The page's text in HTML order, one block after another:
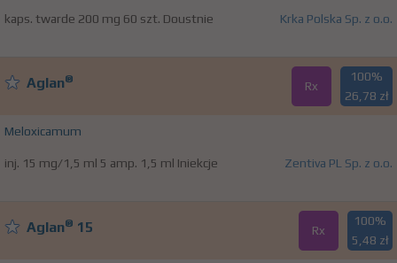
kaps. twarde 200 mg 60 szt. Doustnie Krka Polska Sp. z o.o.
Aglan® Rx
100%
26,78 zł
Meloxicamum
inj. 15 mg/1,5 ml 5 amp. 1,5 ml Iniekcje Zentiva PL Sp. z o.o.
Aglan® 15 Rx
100%
5,48 zł